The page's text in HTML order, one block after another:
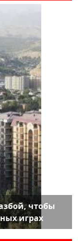
чтобы
играх